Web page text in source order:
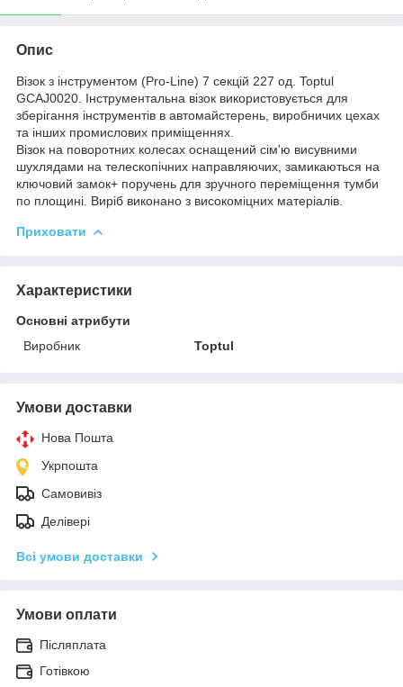
Опис
Візок з інструментом (Pro-Line) 7 секцій 227 од. Toptul
GCAJ0020. Інструментальна візок використовується для
зберігання інструментів в автомайстерень, виробничих цехах
та інших промислових приміщеннях.
Візок на поворотних колесах оснащений сім'ю висувними
шухлядами на телескопічних направляючих, замикаються на
ключовий замок+ поручень для зручного переміщення тумби
по площині. Виріб виконано з високоміцних матеріалів.
Приховати
Характеристики
Основні атрибути
Виробник
Toptul
Умови доставки
Нова Пошта
Укрпошта
Самовивіз
Делівері
Всі умови доставки
Умови оплати
Післяплата
Готівкою